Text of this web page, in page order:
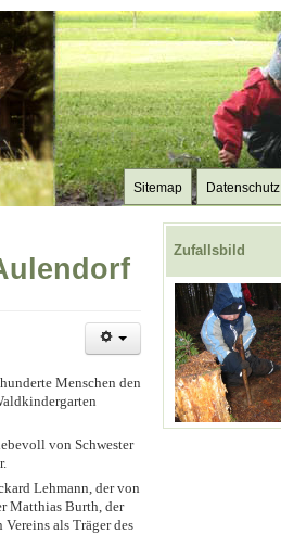
Datenschutz
Sitemap
Menschen den
von Schwester
Lehmann, der von
Matthias Burth, der
als Träger des
Zufallsbild